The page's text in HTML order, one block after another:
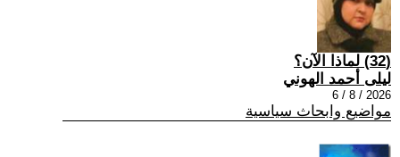
(32) لماذا الآن؟
ليلى أحمد الهوني
2026 / 8 / 6
مواضيع وابحاث سياسية